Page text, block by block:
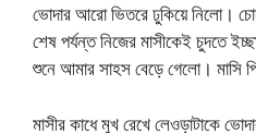
ভোদার আরো ভিতরে ঢুকিয়ে নিলো।
শেষ পর্যন্ত নিজের মাসীকেই চুদতে
শুনে আমার সাহস বেড়ে গেলো। মাসি
মাসীর কাধে মুখ রেখে লেওড়াটাকে